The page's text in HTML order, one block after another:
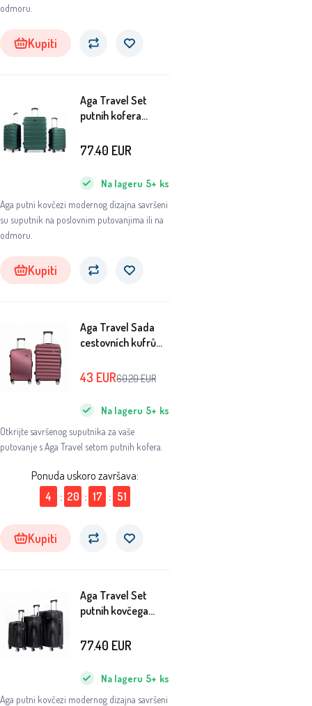
odmoru.
Kupiti
Aga Travel Set
putnih kofera
Aga putni kovčezi modernog dizajna savršeni
su suputnik na poslovnim putovanjima ili na
odmoru.
Na lageru 5+ ks
77.40 EUR
Kupiti
Aga Travel Sada
cestovních kufrů
Otkrijte savršenog suputnika za vaše
putovanje s Aga Travel setom putnih kofera.
Na lageru 5+ ks
43 EUR60.20EUR
Ponuda uskoro završava:
4
: 20 : 17 : 51
Kupiti
Aga Travel Set
putnih kovčega
Aga putni kovčezi modernog dizajna savršeni
Na lageru 5+ ks
77.40 EUR